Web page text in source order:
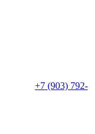
+7 (903) 792-